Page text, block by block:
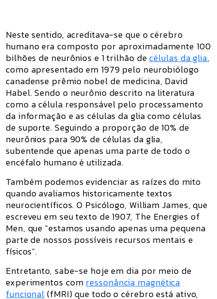
Neste sentido, acreditava-se que o cérebro
humano era composto por aproximadamente 100
bilhões de neurônios e 1 trilhão decélulas da glia,
como apresentado em 1979 pelo neurobiólogo
canadense prêmio nobel de medicina, David
Habel. Sendo o neurônio descrito na literatura
como a célula responsável pelo processamento
da informação e as células da glia como células
de suporte. Seguindo a proporção de 10% de
neurônios para 90% de células da glia,
subentende que apenas uma parte de todo o
encéfalo humano é utilizada.
Também podemos evidenciar as raízes do mito
quando avaliamos historicamente textos
neurocientíficos. O Psicólogo, William James, que
escreveu em seu texto de 1907, The Energies of
Men, que "estamos usando apenas uma pequena
parte de nossos possíveis recursos mentais e
físicos".
Entretanto, sabe-se hoje em dia por meio de
experimentos com ressonância magnética
funcional (fMRI) que todo o cérebro está ativo,